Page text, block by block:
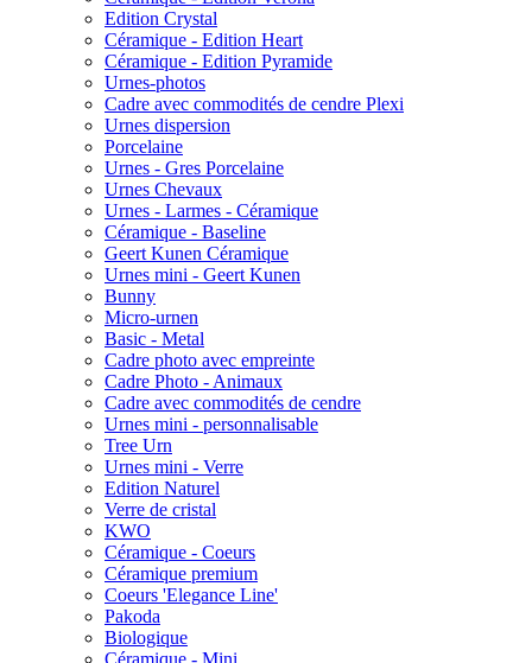
Edition Crystal
Céramique - Edition Heart
Céramique - Edition Pyramide
Urnes-photos
Cadre avec commodités de cendre Plexi
Urnes dispersion
Porcelaine
Urnes - Gres Porcelaine
Urnes Chevaux
Urnes - Larmes - Céramique
Céramique - Baseline
Geert Kunen Céramique
Urnes mini - Geert Kunen
Bunny
Micro-urnen
Basic - Metal
Cadre photo avec empreinte
Cadre Photo - Animaux
Cadre avec commodités de cendre
Urnes mini - personnalisable
Tree Urn
Urnes mini - Verre
Edition Naturel
Verre de cristal
KWO
Céramique - Coeurs
Céramique premium
Coeurs 'Elegance Line'
Pakoda
Biologique
Céramique - Mini